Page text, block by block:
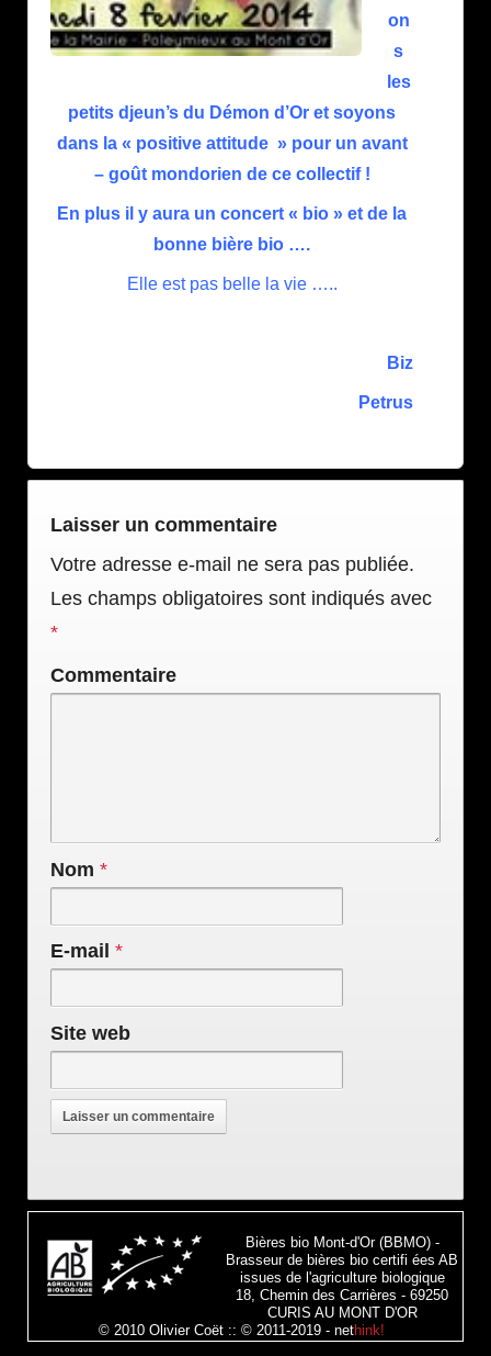
on
s
les
petits djeun’s du Démon d’Or et soyons
dans la « positive attitude » pour un avant
– goût mondorien de ce collectif !
En plus il y aura un concert « bio » et de la
bonne bière bio ….
Elle est pas belle la vie …..
Biz
Petrus
Laisser un commentaire
Votre adresse e-mail ne sera pas publiée.
Les champs obligatoires sont indiqués avec
*
Commentaire
Nom *
E-mail *
Site web
Bières bio Mont-d'Or (BBMO) -
Brasseur de bières bio certifi ées AB
issues de l'agriculture biologique
18, Chemin des Carrières - 69250
CURIS AU MONT D'OR
© 2010 Olivier Coët :: © 2011-2019 - nethink!